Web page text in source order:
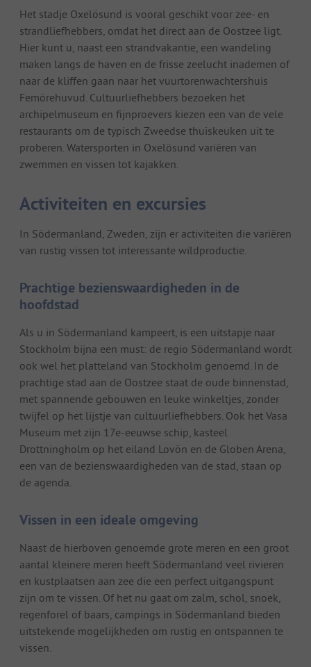
Het stadje Oxelösund is vooral geschikt voor zee- en
strandliefhebbers, omdat het direct aan de Oostzee ligt.
Hier kunt u, naast een strandvakantie, een wandeling
maken langs de haven en de frisse zeelucht inademen of
naar de kliffen gaan naar het vuurtorenwachtershuis
Femörehuvud. Cultuurliefhebbers bezoeken het
archipelmuseum en fijnproevers kiezen een van de vele
restaurants om de typisch Zweedse thuiskeuken uit te
proberen. Watersporten in Oxelösund variëren van
zwemmen en vissen tot kajakken.
Activiteiten en excursies
In Södermanland, Zweden, zijn er activiteiten die variëren
van rustig vissen tot interessante wildproductie.
Prachtige bezienswaardigheden in de
hoofdstad
Als u in Södermanland kampeert, is een uitstapje naar
Stockholm bijna een must: de regio Södermanland wordt
ook wel het platteland van Stockholm genoemd. In de
prachtige stad aan de Oostzee staat de oude binnenstad,
met spannende gebouwen en leuke winkeltjes, zonder
twijfel op het lijstje van cultuurliefhebbers. Ook het Vasa
Museum met zijn 17e-eeuwse schip, kasteel
Drottningholm op het eiland Lovön en de Globen Arena,
een van de bezienswaardigheden van de stad, staan op
de agenda.
Vissen in een ideale omgeving
Naast de hierboven genoemde grote meren en een groot
aantal kleinere meren heeft Södermanland veel rivieren
en kustplaatsen aan zee die een perfect uitgangspunt
zijn om te vissen. Of het nu gaat om zalm, schol, snoek,
regenforel of baars, campings in Södermanland bieden
uitstekende mogelijkheden om rustig en ontspannen te
vissen.